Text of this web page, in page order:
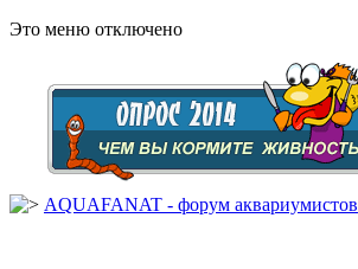
Это меню отключено
AQUAFANAT - форум аквариумистов